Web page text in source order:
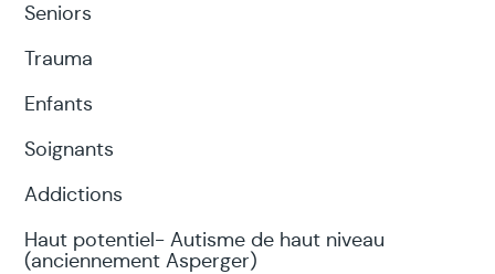
Seniors
Trauma
Enfants
Soignants
Addictions
Haut potentiel- Autisme de haut niveau
(anciennement Asperger)